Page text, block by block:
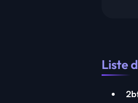
Liste